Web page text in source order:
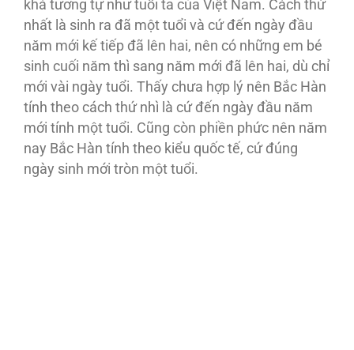
khá tương tự như tuổi ta của Việt Nam. Cách thứ
nhất là sinh ra đã một tuổi và cứ đến ngày đầu
năm mới kế tiếp đã lên hai, nên có những em bé
sinh cuối năm thì sang năm mới đã lên hai, dù chỉ
mới vài ngày tuổi. Thấy chưa hợp lý nên Bắc Hàn
tính theo cách thứ nhì là cứ đến ngày đầu năm
mới tính một tuổi. Cũng còn phiền phức nên năm
nay Bắc Hàn tính theo kiểu quốc tế, cứ đúng
ngày sinh mới tròn một tuổi.